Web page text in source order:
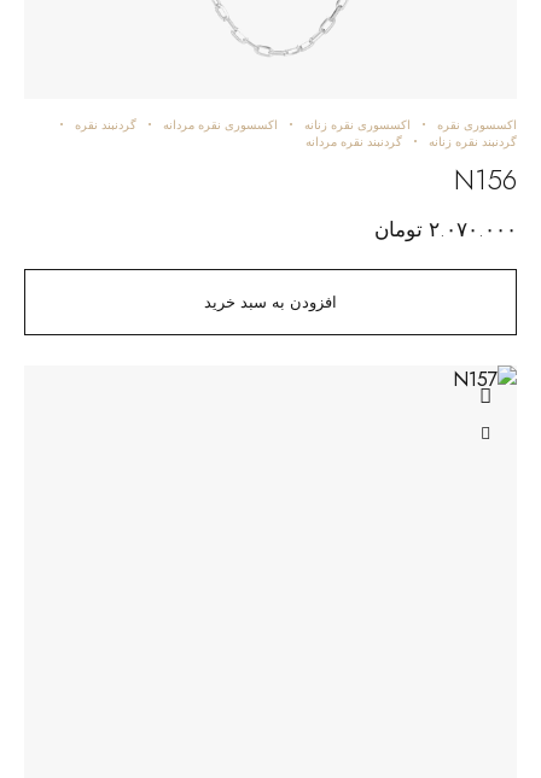
افزودن به سبد خرید
اکسسوری نقره اکسسوری نقره زنانه اکسسوری نقره مردانه
گردنبند نقره
گردنبند نقره زنانه
گردنبند نقره مردانه
N156
۲.۰۷۰.۰۰۰ تومان